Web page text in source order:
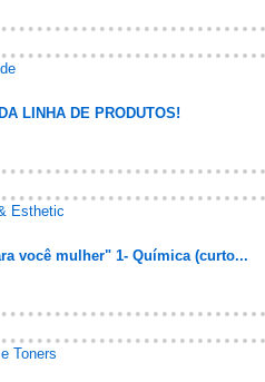
LINHA DE PRODUTOS!
Esthetic
você mulher" 1- Química (curto...
Toners